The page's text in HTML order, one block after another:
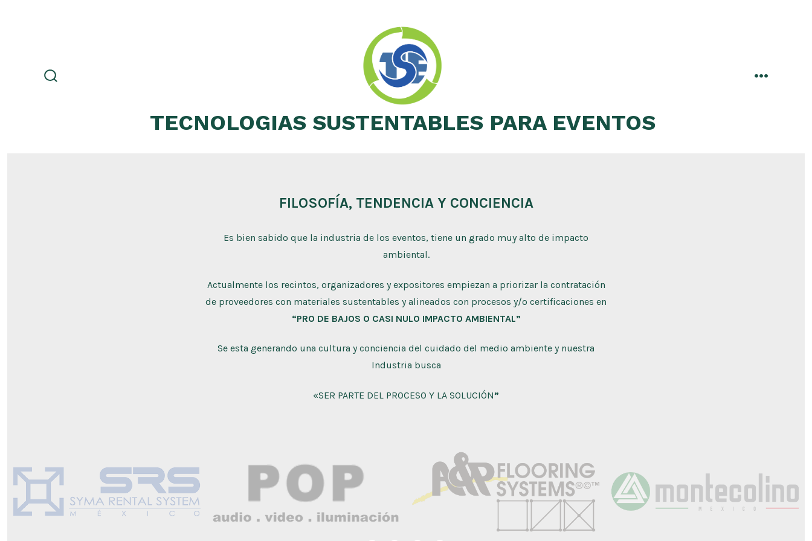
TECNOLOGIAS SUSTENTABLES PARA EVENTOS
menu
FILOSOFÍA, TENDENCIA Y CONCIENCIA
Es bien sabido que la industria de los eventos, tiene un grado muy alto de impacto
ambiental.
Actualmente los recintos, organizadores y expositores empiezan a priorizar la contratación
de proveedores con materiales sustentables y alineados con procesos y/o certificaciones en
“PRO DE BAJOS O CASI NULO IMPACTO AMBIENTAL”
Se esta generando una cultura y conciencia del cuidado del medio ambiente y nuestra
Industria busca
«SER PARTE DEL PROCESO Y LA SOLUCIÓN”